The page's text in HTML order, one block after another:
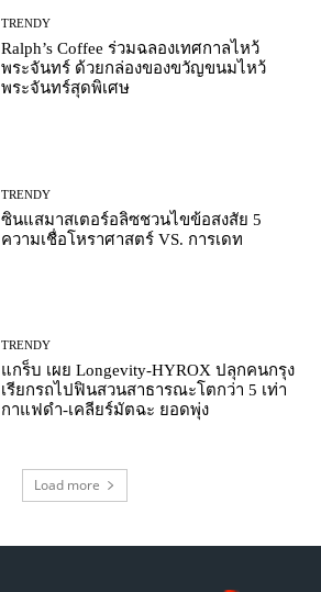
TRENDY
Ralph’s Coffee ร่วมฉลองเทศกาลไหว้
พระจันทร์ ด้วยกล่องของขวัญขนมไหว้
พระจันทร์สุดพิเศษ
TRENDY
ซินแสมาสเตอร์อลิซชวนไขข้อสงสัย 5
ความเชื่อโหราศาสตร์ VS. การเดท
TRENDY
แกร็บ เผย Longevity-HYROX ปลุกคนกรุง
เรียกรถไปฟินสวนสาธารณะโตกว่า 5 เท่า
กาแฟดำ-เคลียร์มัตฉะ ยอดพุ่ง
Load more